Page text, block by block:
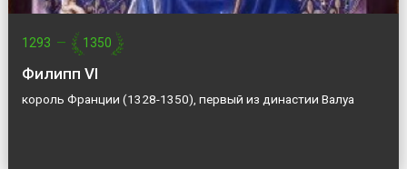
1293 — 1350
Филипп VI
король Франции (1328-1350), первый из династии Валуа